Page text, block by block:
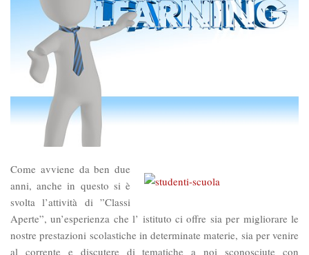
Come avviene da ben due
anni, anche in questo si è
svolta l’attività di ”Classi
Aperte”, un’esperienza che l’ istituto ci offre sia per migliorare le
nostre prestazioni scolastiche in determinate materie, sia per venire
al corrente e discutere di tematiche a noi sconosciute con